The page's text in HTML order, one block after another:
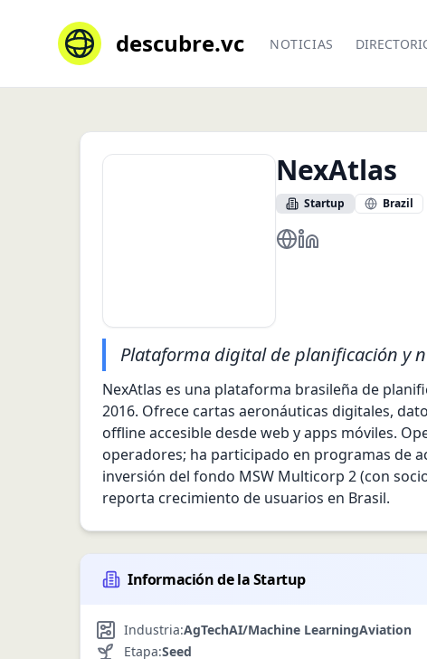
descubre.vc NOTICIAS
NexAtlas
Startup Brazil
https://nexatlas.com/
https://
Plataforma digital de planificación y
NexAtlas es una plataforma brasileña de
2016. Ofrece cartas aeronáuticas digitales,
offline accesible desde web y apps móviles.
operadores; ha participado en programas de
inversión del fondo MSW Multicorp 2 (con
reporta crecimiento de usuarios en Brasil.
Información de la Startup
Industria:AgTechAI/Machine LearningAviation
Etapa:Seed